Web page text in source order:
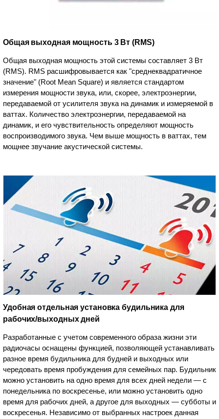
Общая выходная мощность 3 Вт (RMS)
Общая выходная мощность этой системы составляет 3 Вт
(RMS). RMS расшифровывается как "среднеквадратичное
значение" (Root Mean Square) и является стандартом
измерения мощности звука, или, скорее, электроэнергии,
передаваемой от усилителя звука на динамик и измеряемой в
ваттах. Количество электроэнергии, передаваемой на
динамик, и его чувствительность определяют мощность
воспроизводимого звука. Чем выше мощность в ваттах, тем
мощнее звучание акустической системы.
Удобная отдельная установка будильника для
рабочих/выходных дней
Разработанные с учетом современного образа жизни эти
радиочасы оснащены функцией, позволяющей устанавливать
разное время будильника для будней и выходных или
чередовать время пробуждения для семейных пар. Будильник
можно установить на одно время для всех дней недели — с
понедельника по воскресенье, или можно установить одно
время для рабочих дней, а другое для выходных — субботы и
воскресенья. Независимо от выбранных настроек данная